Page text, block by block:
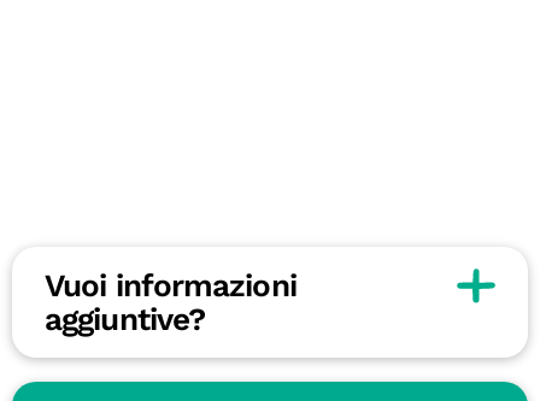
Vuoi informazioni
aggiuntive?